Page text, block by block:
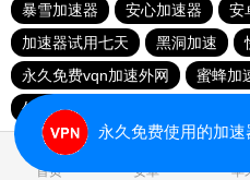
暴雪加速器
安心加速器
安
加速器试用七天
黑洞加速
永久免费vqn加速外网
蜜蜂加
外网加速免费软件
首页 安卓 苹
永久免费使用的加速